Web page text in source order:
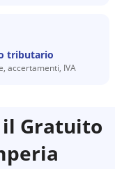
tributario
accertamenti, IVA
il Gratuito